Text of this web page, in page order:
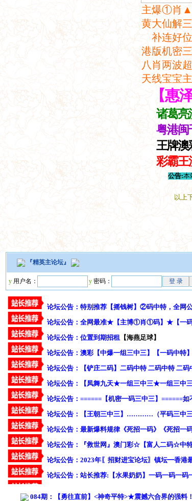
『精英主论坛』
y 用户名： y 密码：
084期：【勇往直前】<神奇平特>★震撼六合界的强料！